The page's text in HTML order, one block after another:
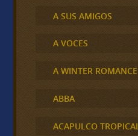
A SUS AMIGOS
A VOCES
A WINTER ROMANCE
ABBA
ACAPULCO TROPICAL